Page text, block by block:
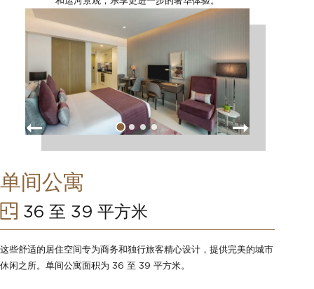
单间公寓
36 至 39 平方米
这些舒适的居住空间专为商务和独行旅客精心设计，提供完美的城市
休闲之所。单间公寓面积为 36 至 39 平方米。